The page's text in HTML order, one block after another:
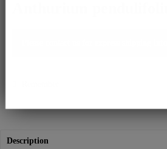
Description